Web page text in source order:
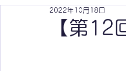
【第12
2022年10月18日